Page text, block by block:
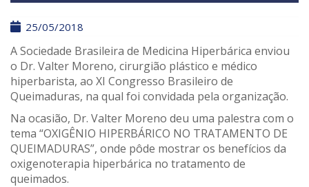
25/05/2018
A Sociedade Brasileira de Medicina Hiperbárica enviou
o Dr. Valter Moreno, cirurgião plástico e médico
hiperbarista, ao XI Congresso Brasileiro de
Queimaduras, na qual foi convidada pela organização.
Na ocasião, Dr. Valter Moreno deu uma palestra com o
tema “OXIGÊNIO HIPERBÁRICO NO TRATAMENTO DE
QUEIMADURAS”, onde pôde mostrar os benefícios da
oxigenoterapia hiperbárica no tratamento de
queimados.